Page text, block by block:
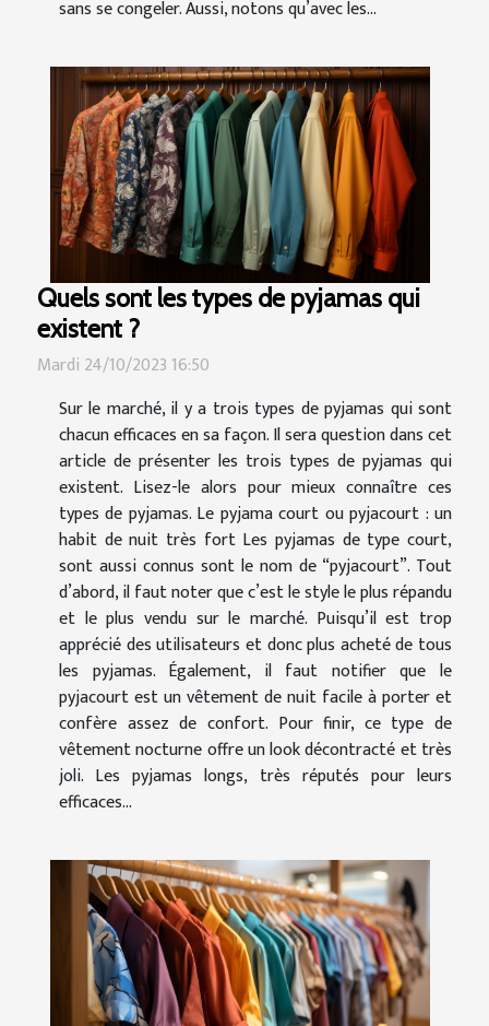
sans se congeler. Aussi, notons qu’avec les...
Quels sont les types de pyjamas qui
existent ?
Mardi 24/10/2023 16:50
Sur le marché, il y a trois types de pyjamas qui sont
chacun efficaces en sa façon. Il sera question dans cet
article de présenter les trois types de pyjamas qui
existent. Lisez-le alors pour mieux connaître ces
types de pyjamas. Le pyjama court ou pyjacourt : un
habit de nuit très fort Les pyjamas de type court,
sont aussi connus sont le nom de “pyjacourt”. Tout
d’abord, il faut noter que c’est le style le plus répandu
et le plus vendu sur le marché. Puisqu’il est trop
apprécié des utilisateurs et donc plus acheté de tous
les pyjamas. Également, il faut notifier que le
pyjacourt est un vêtement de nuit facile à porter et
confère assez de confort. Pour finir, ce type de
vêtement nocturne offre un look décontracté et très
joli. Les pyjamas longs, très réputés pour leurs
efficaces...